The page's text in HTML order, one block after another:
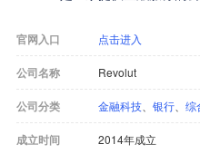
官网入口 点击进入
公司名称 Revolut
公司分类 金融科技 银行 综
成立时间 2014年成立